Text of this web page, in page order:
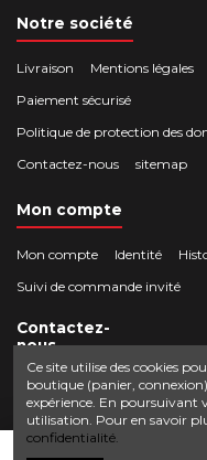
Notre société
Livraison Mentions légales
Paiement sécurisé
Politique de protection des
Contactez-nous
sitemap
Mon compte
Mon compte Identité
Suivi de commande invité
Contactez-
nous
Crocbois-
50 route de Villefort
contact@crocbois-
Ce site utilise des cookies
boutique (panier,
expérience. En poursuivant
utilisation. Pour en savoir
confidentialité.